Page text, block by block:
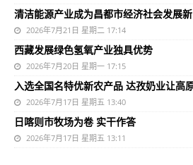
清洁能源产业成为昌都市经济社会发展
2026年7月21日 星期二 17:14
西藏发展绿色氢氧产业独具优势
2026年7月20日 星期一 17:15
入选全国名特优新农产品 达孜奶业让高
2026年7月17日 星期五 13:40
日喀则市牧场为卷 实干作答
2026年7月17日 星期五 13:11